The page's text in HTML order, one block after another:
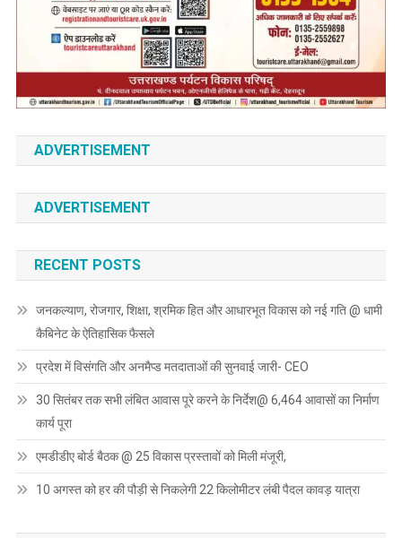
ADVERTISEMENT
ADVERTISEMENT
RECENT POSTS
जनकल्याण, रोजगार, शिक्षा, श्रमिक हित और आधारभूत विकास को नई गति @ धामी
कैबिनेट के ऐतिहासिक फैसले
प्रदेश में विसंगति और अनमैप्ड मतदाताओं की सुनवाई जारी- CEO
30 सितंबर तक सभी लंबित आवास पूरे करने के निर्देश@ 6,464 आवासों का निर्माण
कार्य पूरा
एमडीडीए बोर्ड बैठक @ 25 विकास प्रस्तावों को मिली मंजूरी,
10 अगस्त को हर की पौड़ी से निकलेगी 22 किलोमीटर लंबी पैदल कावड़ यात्रा